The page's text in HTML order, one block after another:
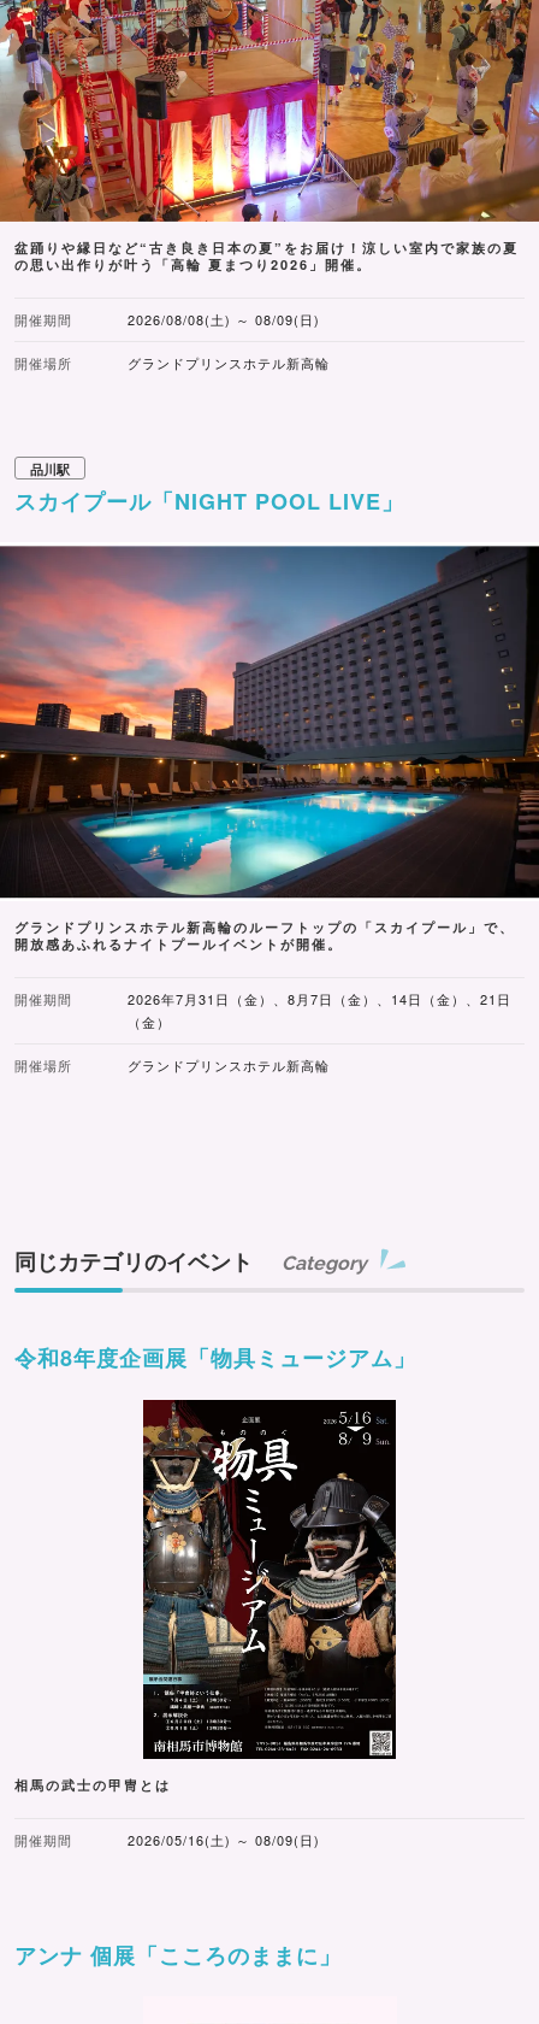
盆踊りや縁日など“古き良き日本の夏”をお届け！涼しい室内で家族の夏
の思い出作りが叶う「高輪 夏まつり2026」開催。
開催期間 2026/08/08(土) ～ 08/09(日)
開催場所 グランドプリンスホテル新高輪
品川駅
スカイプール「NIGHT POOL LIVE」
グランドプリンスホテル新高輪のルーフトップの「スカイプール」で、
開放感あふれるナイトプールイベントが開催。
開催期間
2026年7月31日（金）、8月7日（金）、14日（金）、21日
（金）
開催場所 グランドプリンスホテル新高輪
同じカテゴリのイベント Category
令和8年度企画展「物具ミュージアム」
相馬の武士の甲冑とは
開催期間 2026/05/16(土) ～ 08/09(日)
アンナ 個展「こころのままに」